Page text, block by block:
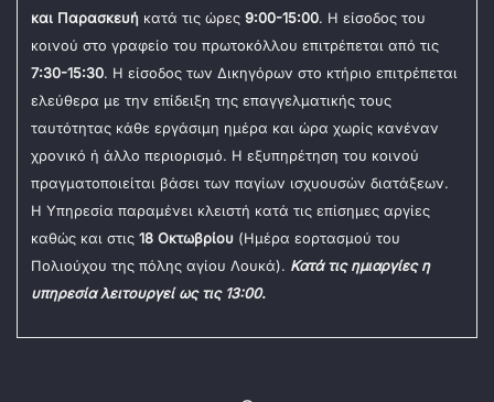
και Παρασκευή κατά τις ώρες 9:00-15:00. Η είσοδος του
κοινού στο γραφείο του πρωτοκόλλου επιτρέπεται από τις
7:30-15:30. Η είσοδος των Δικηγόρων στο κτήριο επιτρέπεται
ελεύθερα με την επίδειξη της επαγγελματικής τους
ταυτότητας κάθε εργάσιμη ημέρα και ώρα χωρίς κανέναν
χρονικό ή άλλο περιορισμό. Η εξυπηρέτηση του κοινού
πραγματοποιείται βάσει των παγίων ισχυουσών διατάξεων.
Η Υπηρεσία παραμένει κλειστή κατά τις επίσημες αργίες
καθώς και στις 18 Οκτωβρίου (Ημέρα εορτασμού του
Πολιούχου της πόλης αγίου Λουκά). Κατά τις ημιαργίες η
υπηρεσία λειτουργεί ως τις 13:00.